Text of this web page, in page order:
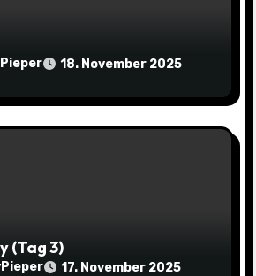
18. November 2025
(Tag 3)
17. November 2025